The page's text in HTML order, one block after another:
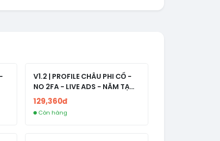
V1.2 | PROFILE CHÂU PHI CỔ -
NO 2FA - LIVE ADS - NĂM TẠO
2008-2024
129,360đ
Còn hàng